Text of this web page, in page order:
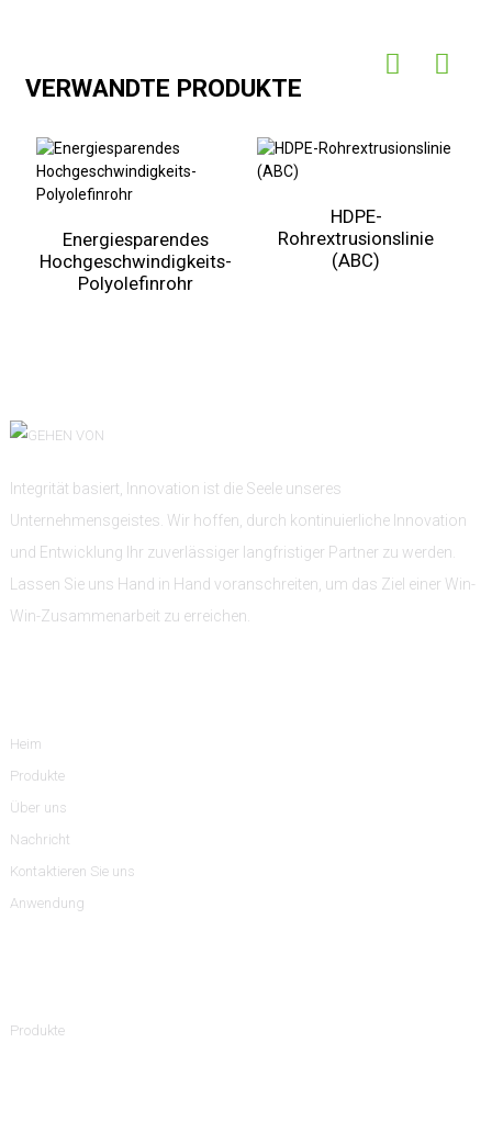
VERWANDTE PRODUKTE
Energiesparendes
Hochgeschwindigkeits-
Polyolefinrohr
HDPE-
Rohrextrusionslinie
(ABC)
Integrität basiert, Innovation ist die Seele unseres
Unternehmensgeistes. Wir hoffen, durch kontinuierliche Innovation
und Entwicklung Ihr zuverlässiger langfristiger Partner zu werden.
Lassen Sie uns Hand in Hand voranschreiten, um das Ziel einer Win-
Win-Zusammenarbeit zu erreichen.
Heim
Produkte
Über uns
Nachricht
Kontaktieren Sie uns
Anwendung
Produkte